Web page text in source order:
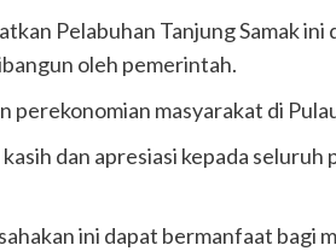
Pelabuhan Tanjung Samak ini
oleh pemerintah.
masyarakat di
dan apresiasi kepada
ini dapat bermanfaat bagi